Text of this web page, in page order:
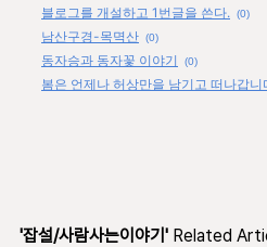
블로그를 개설하고 1번글을 쓴다. (0)
남산구경-목멱산 (0)
동자승과 동자꽃 이야기 (0)
봄은 언제나 허상만을 남기고 떠나갑니
'잡설/사람사는이야기' Related